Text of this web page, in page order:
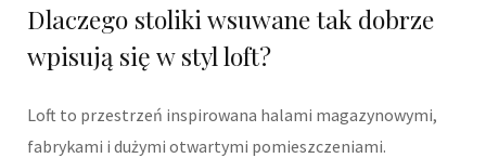
Dlaczego stoliki wsuwane tak dobrze
wpisują się w styl loft?
Loft to przestrzeń inspirowana halami magazynowymi,
fabrykami i dużymi otwartymi pomieszczeniami.